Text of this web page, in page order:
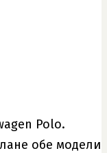
Polo.
обе модели